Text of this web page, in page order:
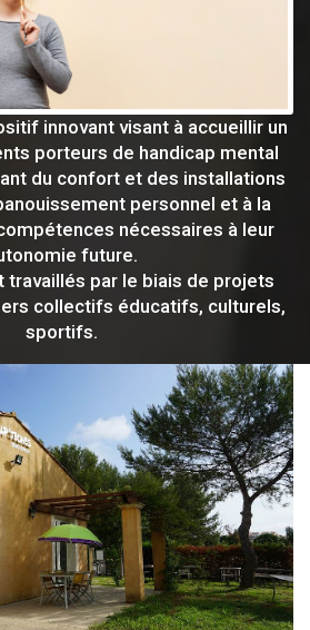
innovant visant à accueillir un
porteurs de handicap mental
du confort et des installations
personnel et à la
nécessaires à leur
future.
par le biais de projets
collectifs éducatifs, culturels,
sportifs.